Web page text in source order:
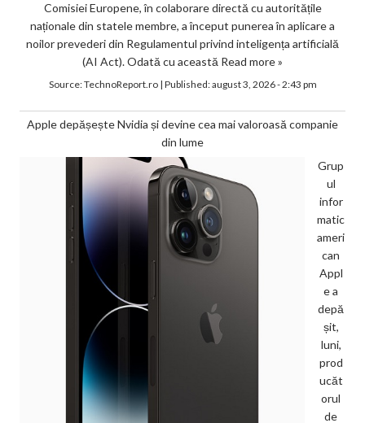
Comisiei Europene, în colaborare directă cu autoritățile
naționale din statele membre, a început punerea în aplicare a
noilor prevederi din Regulamentul privind inteligența artificială
(AI Act). Odată cu această Read more »
Source:TechnoReport.ro| Published:august 3, 2026 - 2:43 pm
Apple depășește Nvidia și devine cea mai valoroasă companie
din lume
Grup
ul
infor
matic
ameri
can
Appl
e a
depă
șit,
luni,
prod
ucăt
orul
de